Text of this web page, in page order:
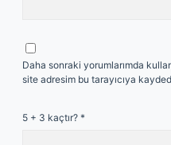
Daha sonraki yorumlarımda
site adresim bu tarayıcıya
5 + 3 kaçtır? *